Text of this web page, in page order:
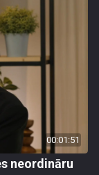
00:01:51
neordināru